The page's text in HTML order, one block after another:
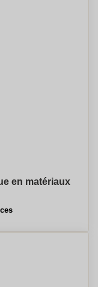
en matériaux